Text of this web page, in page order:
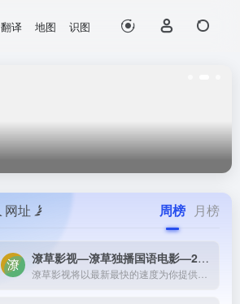
翻译 地图 识图
网址 周榜 月榜
潦草影视—潦草独播国语电影—2023最新国语大片—免费国语潦草电影网-潦草影视将以最新最快的速度为你提供：最新电影电视剧的介绍和高速观看地址，好看的电影电视剧在线观看尽在潦草影视，为了更好的服务您，我们正在努力做最好的电影电视剧网站！